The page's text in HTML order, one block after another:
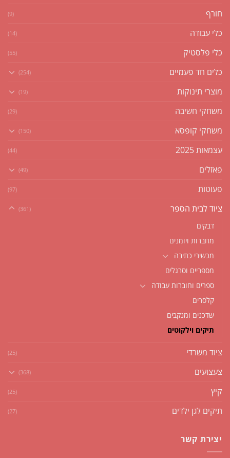
חורף (9)
כלי עבודה (14)
כלי פלסטיק (55)
כלים חד פעמיים (254)
מוצרי תינוקות (19)
משחקי חשיבה (29)
משחקי קופסא (150)
עצמאות 2025 (44)
פאזלים (49)
פעוטות (97)
ציוד לבית הספר (361)
דבקים
מחברות ויומנים
מכשירי כתיבה
מספריים וסרגלים
ספרים וחוברות עבודה
קלסרים
שדכנים ומנקבים
תיקים וילקוטים
ציוד משרדי (25)
צעצועים (368)
קיץ (25)
תיקים לגן ילדים (27)
יצירת קשר